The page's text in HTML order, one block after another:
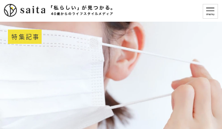
特集記事